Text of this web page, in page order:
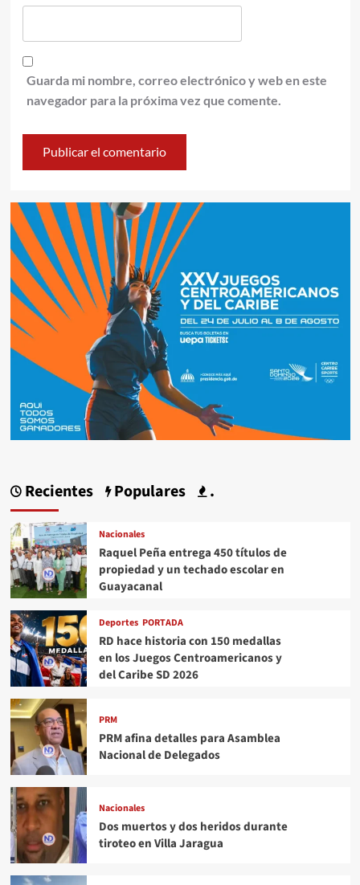
Guarda mi nombre, correo electrónico y web en este
navegador para la próxima vez que comente.
Recientes Populares .
Nacionales
Raquel Peña entrega 450 títulos de
propiedad y un techado escolar en
Guayacanal
Deportes PORTADA
RD hace historia con 150 medallas
en los Juegos Centroamericanos y
del Caribe SD 2026
PRM
PRM afina detalles para Asamblea
Nacional de Delegados
Nacionales
Dos muertos y dos heridos durante
tiroteo en Villa Jaragua